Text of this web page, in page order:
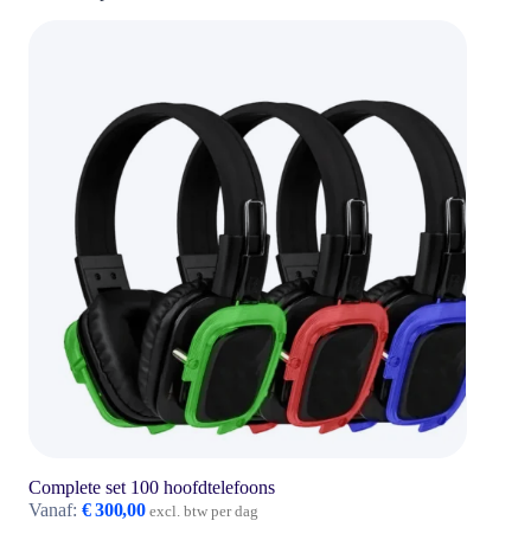
Complete set 100 hoofdtelefoons
Vanaf: €300,00 excl. btw per dag